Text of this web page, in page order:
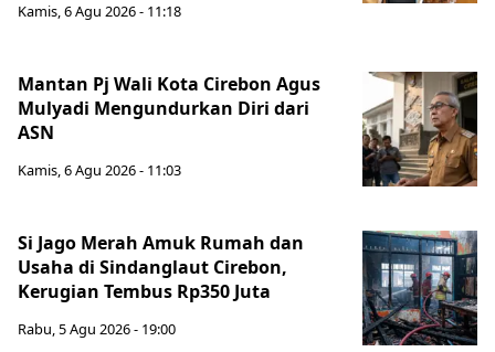
Kamis, 6 Agu 2026 - 11:18
Mantan Pj Wali Kota Cirebon Agus
Mulyadi Mengundurkan Diri dari
ASN
Kamis, 6 Agu 2026 - 11:03
Si Jago Merah Amuk Rumah dan
Usaha di Sindanglaut Cirebon,
Kerugian Tembus Rp350 Juta
Rabu, 5 Agu 2026 - 19:00